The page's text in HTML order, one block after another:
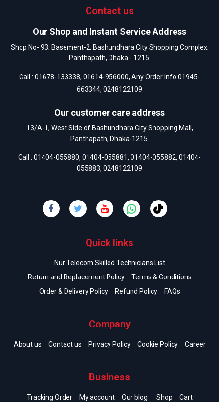
Contact us
Our Shop and Instant Service Address
Shop No- 93, Basement-2, Bashundhara City Shopping Complex,
Panthapath, Dhaka - 1215.
Call : 01678-133338, 01614-956000, Any Order Info:01945-
663344, 0248122109
Our customer care address
13/A-1, West Side of Bashundhara City Shopping Mall,
Panthapath, Dhaka-1215.
Call : 01404-055880, 01404-055881, 01404-055882, 01404-
055883, 0248122109
Quick links
Nur Telecom Skilled Technicians List
Return and Replacement Policy
Terms & Conditions
Order & Delivery Policy
Refund Policy FAQs
Company
About us Contact us Privacy Policy Cookie Policy Career
Business
Tracking Order My account Our blog Shop Cart